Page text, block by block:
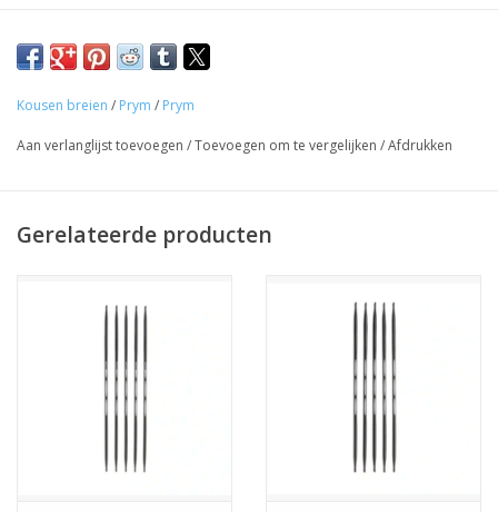
Kousen breien / Prym / Prym
Aan verlanglijst toevoegen /Toevoegen om te vergelijken /Afdrukken
Gerelateerde producten